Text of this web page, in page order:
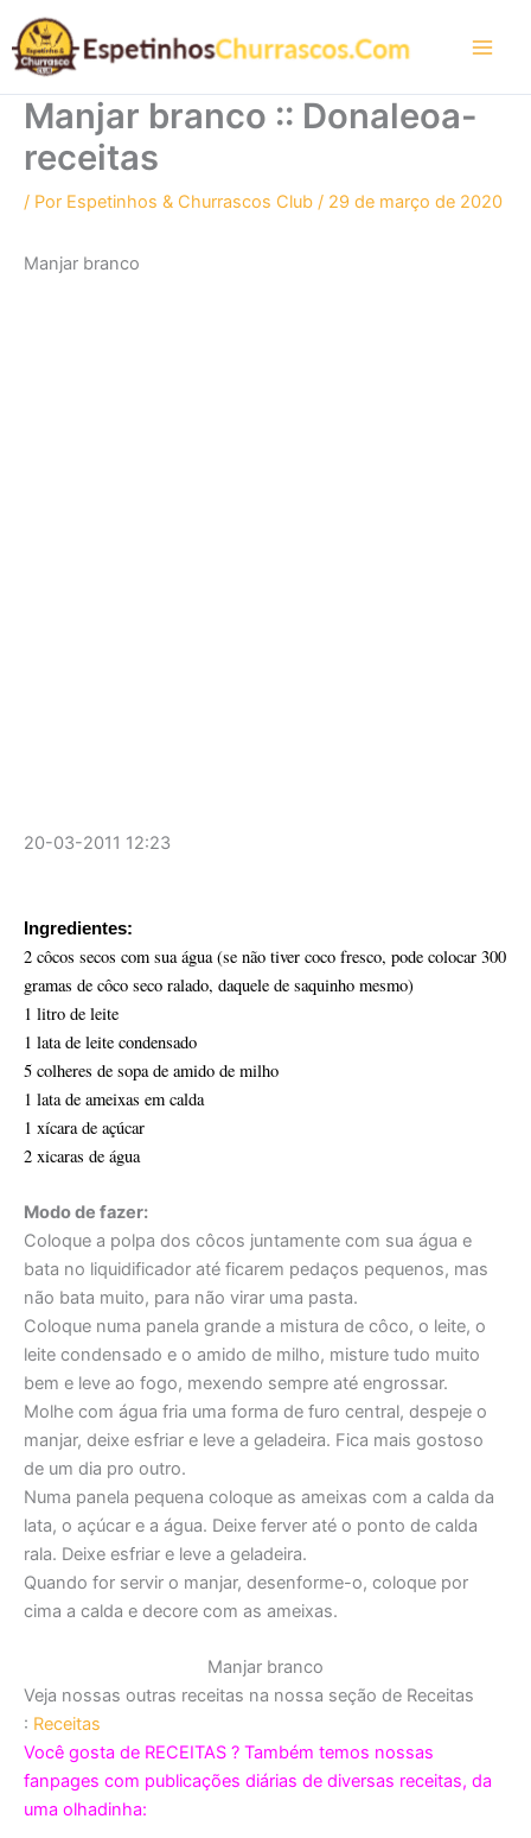
para
conteúdo
Manjar branco :: Donaleoa-
receitas
/ Por Espetinhos & Churrascos Club / 29 de março de 2020
Manjar branco
20-03-2011 12:23
Ingredientes:
2 côcos secos com sua água (se não tiver coco fresco, pode colocar 300
gramas de côco seco ralado, daquele de saquinho mesmo)
1 litro de leite
1 lata de leite condensado
5 colheres de sopa de amido de milho
1 lata de ameixas em calda
1 xícara de açúcar
2 xicaras de água
Modo de fazer:
Coloque a polpa dos côcos juntamente com sua água e
bata no liquidificador até ficarem pedaços pequenos, mas
não bata muito, para não virar uma pasta.
Coloque numa panela grande a mistura de côco, o leite, o
leite condensado e o amido de milho, misture tudo muito
bem e leve ao fogo, mexendo sempre até engrossar.
Molhe com água fria uma forma de furo central, despeje o
manjar, deixe esfriar e leve a geladeira. Fica mais gostoso
de um dia pro outro.
Numa panela pequena coloque as ameixas com a calda da
lata, o açúcar e a água. Deixe ferver até o ponto de calda
rala. Deixe esfriar e leve a geladeira.
Quando for servir o manjar, desenforme-o, coloque por
cima a calda e decore com as ameixas.
Manjar branco
Veja nossas outras receitas na nossa seção de Receitas
: Receitas
Você gosta de RECEITAS ? Também temos nossas
fanpages com publicações diárias de diversas receitas, da
uma olhadinha: